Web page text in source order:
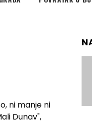
ni manje ni
Dunav",